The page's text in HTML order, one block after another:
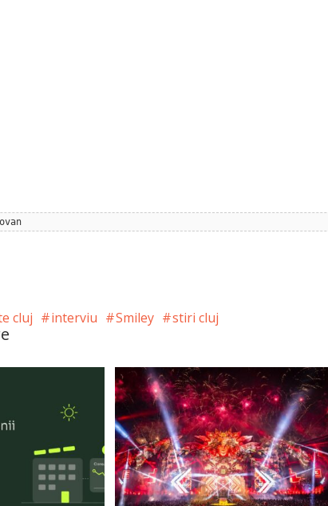
cluj interviu Smiley stiri cluj